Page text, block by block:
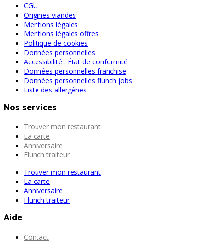
CGU
Origines viandes
Mentions légales
Mentions légales offres
Politique de cookies
Données personnelles
Accessibilité : État de conformité
Données personnelles franchise
Données personnelles flunch jobs
Liste des allergènes
Nos services
Trouver mon restaurant
La carte
Anniversaire
Flunch traiteur
Trouver mon restaurant
La carte
Anniversaire
Flunch traiteur
Aide
Contact